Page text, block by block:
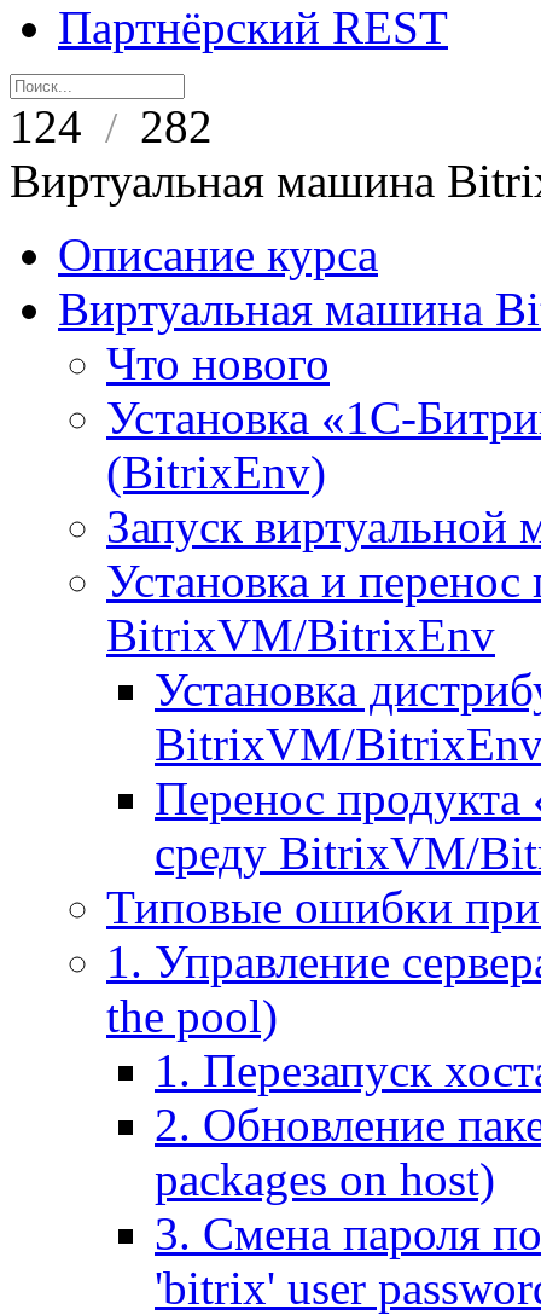
Партнёрский REST
124 / 282
Виртуальная машина
Описание курса
Виртуальная машина
Что нового
Установка «1С-
(BitrixEnv)
Запуск
Установка и
BitrixVM/BitrixEnv
Установка
BitrixVM/
Перенос
среду BitrixVM/
Типовые ошибки при
1. Управление
the pool)
1. Перезапуск
2. Обновление
packages on host)
3. Смена пароля
'bitrix' user